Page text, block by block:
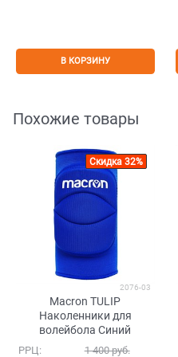
В КОРЗИНУ
Похожие товары
Скидка 32%
2076-03
Macron TULIP
Наколенники для
волейбола Синий
РРЦ: 1 400 руб.